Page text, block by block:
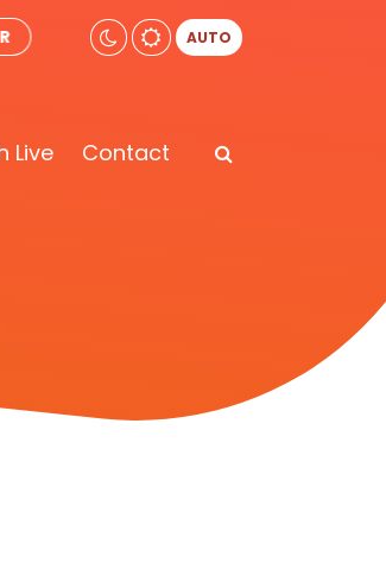
AUTO
Live Contact